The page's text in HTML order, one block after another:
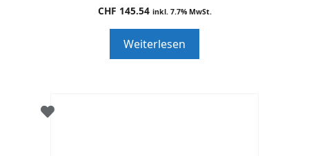
0
o
o
f
5
CHF 145.54 inkl. 7.7% MwSt.
Weiterlesen